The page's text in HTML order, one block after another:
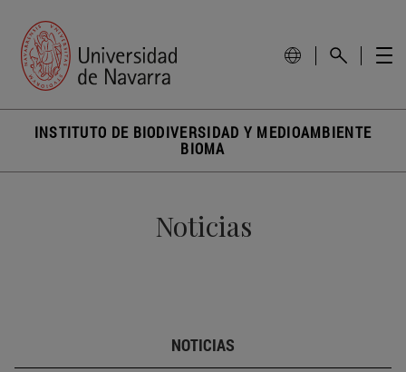
INSTITUTO DE BIODIVERSIDAD Y MEDIOAMBIENTE
BIOMA
Noticias
NOTICIAS